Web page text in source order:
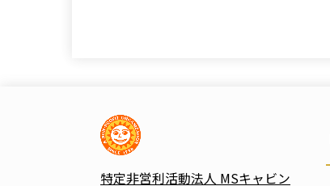
特定非営利活動法人 MSキャビン